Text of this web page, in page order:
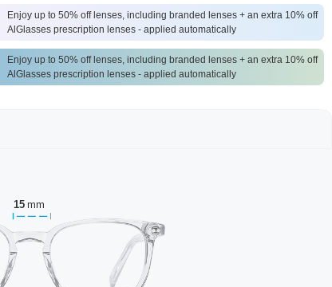
Enjoy up to 50% off lenses, including branded lenses + an extra 10% off
AlGlasses prescription lenses - applied automatically
Enjoy up to 50% off lenses, including branded lenses + an extra 10% off
AlGlasses prescription lenses - applied automatically
15 mm